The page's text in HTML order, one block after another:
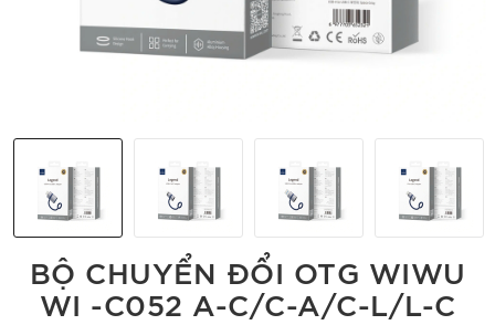
BỘ CHUYỂN ĐỔI OTG WIWU
WI -C052 A-C/C-A/C-L/L-C